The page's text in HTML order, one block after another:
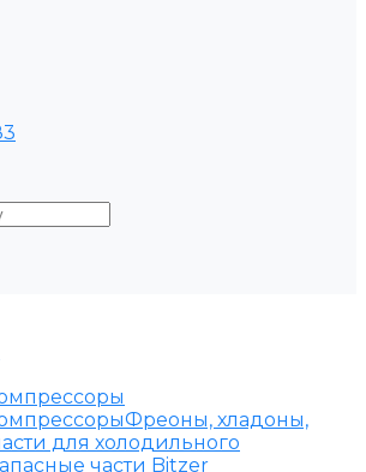
Фреоны, хладоны,
для холодильного
части Bitzer